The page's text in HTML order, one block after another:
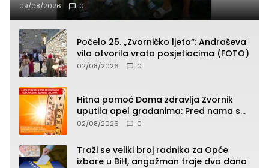
09/08/2026 0
Počelo 25. „Zvorničko ljeto“: Andraševa
vila otvorila vrata posjetiocima (FOTO)
02/08/2026 0
Hitna pomoć Doma zdravlja Zvornik
uputila apel građanima: Pred nama su
temperature do 40°C, oprez zbog
02/08/2026 0
Traži se veliki broj radnika za Opće
izbore u BiH, angažman traje dva dana